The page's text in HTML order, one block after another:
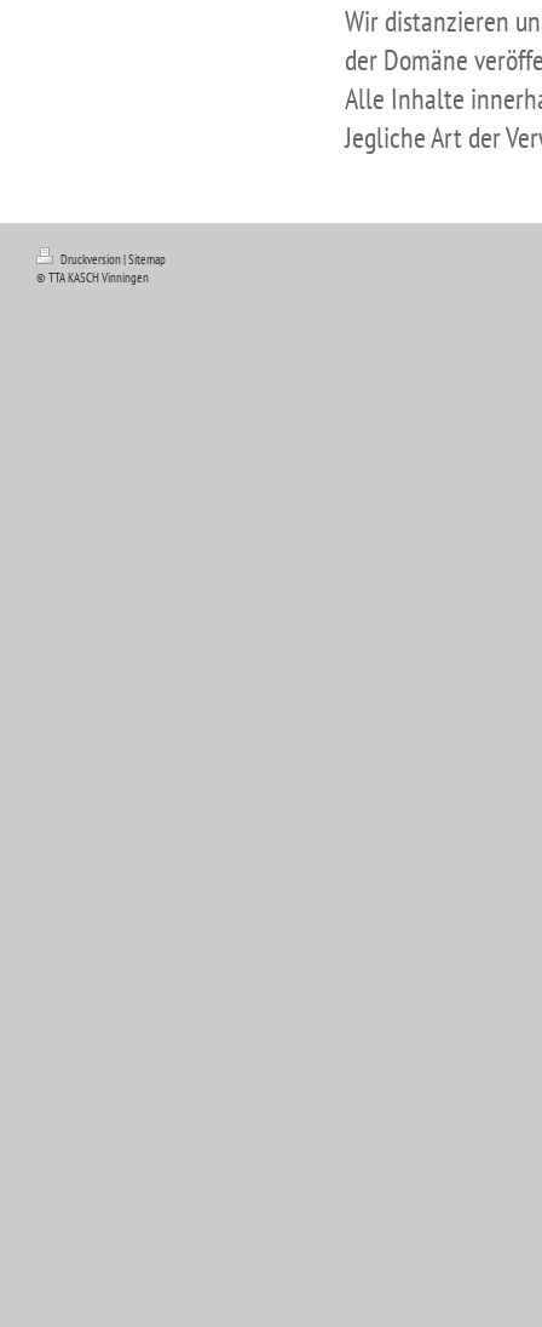
Wir distanzieren
der Domäne
Alle Inhalte
Jegliche Art der
Druckversion|Sitemap
© TTA KASCH Vinningen